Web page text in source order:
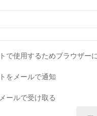
で使用するためブラウザー
をメールで通知
ールで受け取る